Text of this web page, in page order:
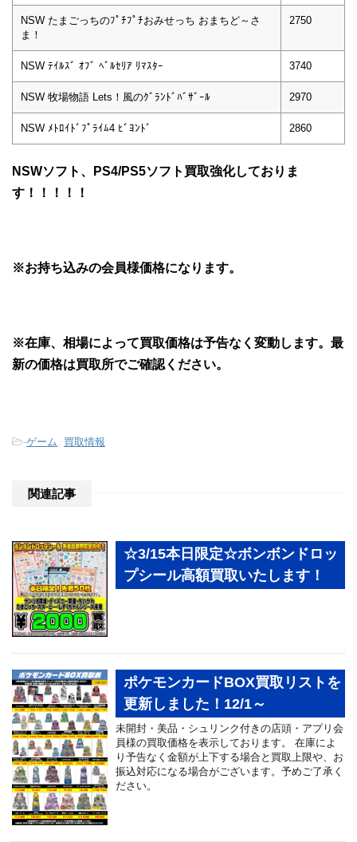
NSW たまごっちのﾌﾟﾁﾌﾟﾁおみせっち おまちど～さ
ま！
2750
NSW ﾃｲﾙｽﾞ ｵﾌﾞ ﾍﾞﾙｾﾘｱ ﾘﾏｽﾀｰ 3740
NSW 牧場物語 Lets！風のｸﾞﾗﾝﾄﾞﾊﾞｻﾞｰﾙ 2970
NSW ﾒﾄﾛｲﾄﾞﾌﾟﾗｲﾑ4 ﾋﾞﾖﾝﾄﾞ 2860
NSWソフト、PS4/PS5ソフト買取強化しておりま
す！！！！！
※お持ち込みの会員様価格になります。
※在庫、相場によって買取価格は予告なく変動します。最
新の価格は買取所でご確認ください。
-ゲーム, 買取情報
関連記事
☆3/15本日限定☆ボンボンドロッ
プシール高額買取いたします！
ポケモンカードBOX買取リストを
更新しました！12/1～
未開封・美品・シュリンク付きの店頭・アプリ会
員様の買取価格を表示しております。 在庫によ
り予告なく金額が上下する場合と買取上限や、お
振込対応になる場合がございます。予めご了承く
ださい。